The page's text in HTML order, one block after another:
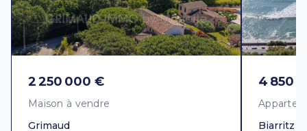
2 250 000 €
Maison à vendre
Grimaud
4 850
Biarritz